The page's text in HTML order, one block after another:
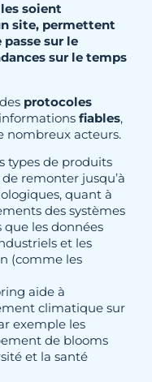
soient
site, permettent
passe sur le
sur le temps
protocoles
fiables,
nombreux acteurs.
types de produits
remonter jusqu’à
quant à
des systèmes
que les données
et les
(comme les
aide à
climatique sur
exemple les
de blooms
et la santé